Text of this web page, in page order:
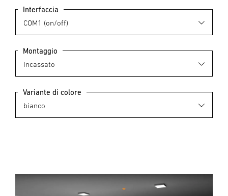
Interfaccia
Montaggio
Variante di colore